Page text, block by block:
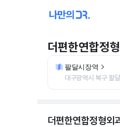
더편한연합정
팔달시장역
대구광역시 북구 팔
더편한연합정형외